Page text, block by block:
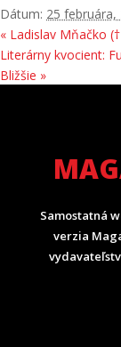
Dátum: 25 februára,
« Ladislav Mňačko
Literárny kvocient:
Bližšie »
Samostatná
verzia